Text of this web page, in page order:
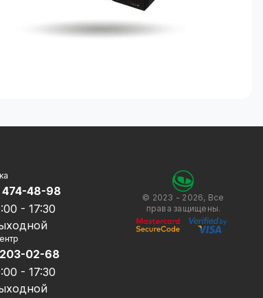
48-98
- 17:30
02-68
- 17:30
© 2023 - 2026, Все
права защищены.